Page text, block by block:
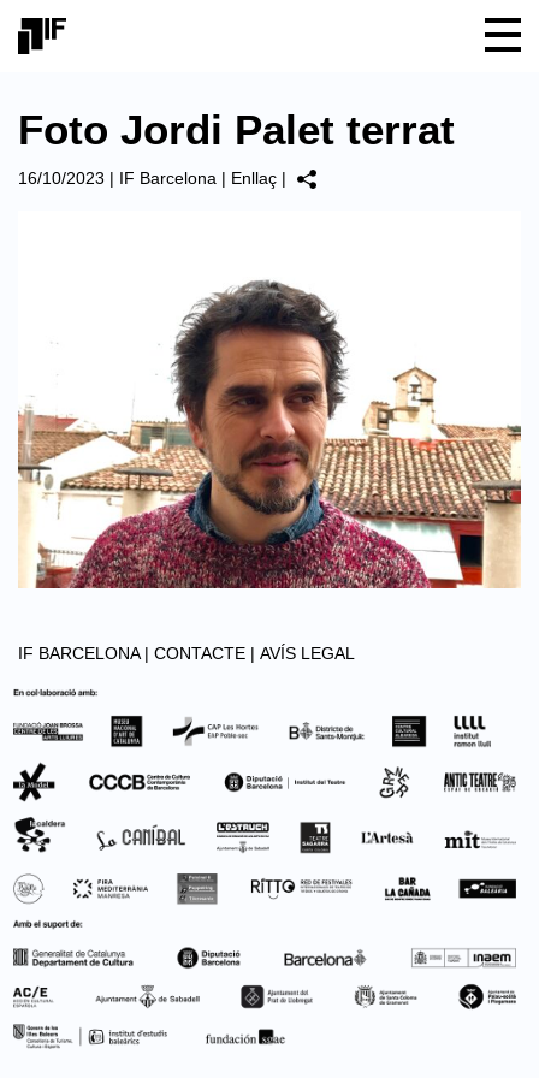
Foto Jordi Palet terrat
16/10/2023 | IF Barcelona | Enllaç |
IF BARCELONA | CONTACTE | AVÍS LEGAL